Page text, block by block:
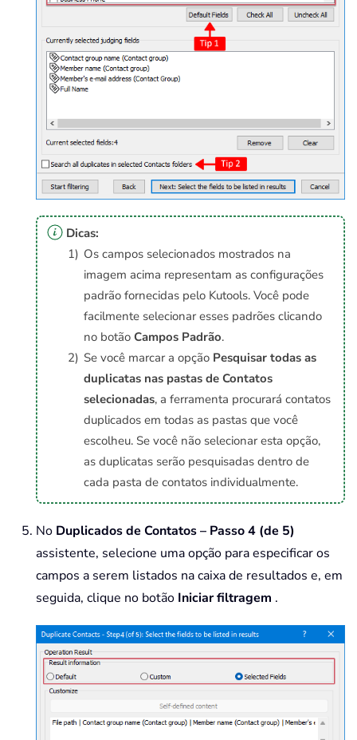
Dicas:
Os campos selecionados mostrados na
imagem acima representam as configurações
padrão fornecidas pelo Kutools. Você pode
facilmente selecionar esses padrões clicando
no botão Campos Padrão.
Se você marcar a opção Pesquisar todas as
duplicatas nas pastas de Contatos
selecionadas, a ferramenta procurará contatos
duplicados em todas as pastas que você
escolheu. Se você não selecionar esta opção,
as duplicatas serão pesquisadas dentro de
cada pasta de contatos individualmente.
No Duplicados de Contatos – Passo 4 (de 5)
assistente, selecione uma opção para especificar os
campos a serem listados na caixa de resultados e, em
seguida, clique no botão Iniciar filtragem .